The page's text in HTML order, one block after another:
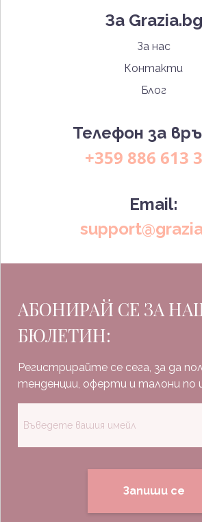
За Grazia.bg
За нас
Контакти
Блог
Телефон за
+359 886 613
Email:
АБОНИРАЙ СЕ ЗА
БЮЛЕТИН:
Регистрирайте се сега, за да
тенденции, оферти и талони по
Запиши се